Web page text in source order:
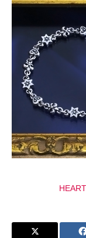
Wedding
RoyalOrder